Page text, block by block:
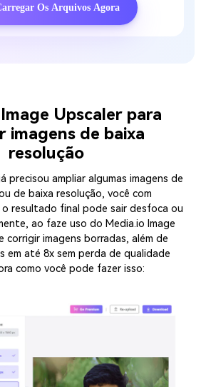
Os Arquivos Agora
Upscaler para
imagens de baixa
resolução
precisou ampliar algumas imagens de
de baixa resolução, você com
resultado final pode sair desfoca ou
ao faze uso do Media.io Image
corrigir imagens borradas, além de
em até 8x sem perda de qualidade
como você pode fazer isso: